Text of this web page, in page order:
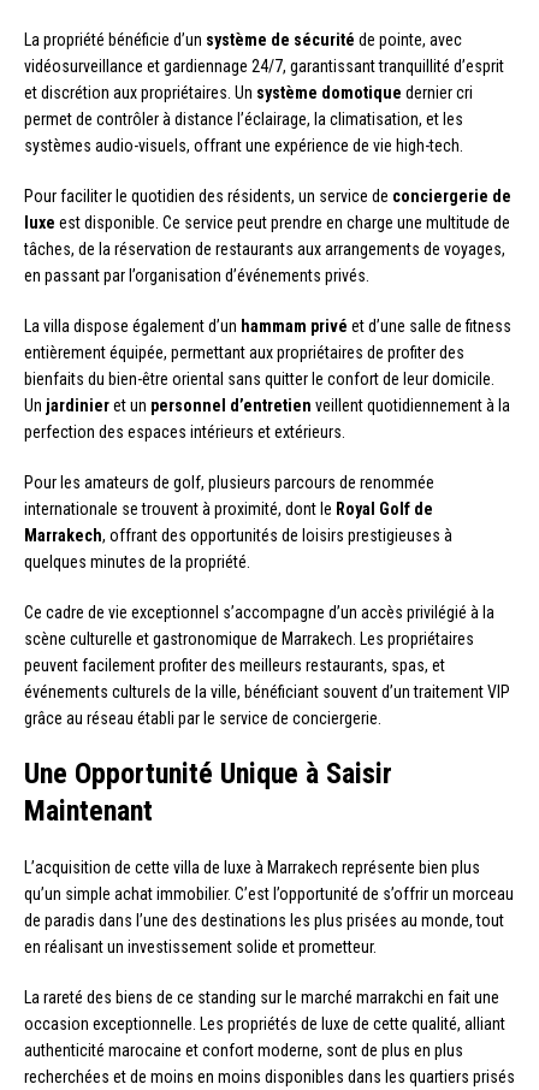
La propriété bénéficie d’un système de sécurité de pointe, avec
vidéosurveillance et gardiennage 24/7, garantissant tranquillité d’esprit
et discrétion aux propriétaires. Un système domotique dernier cri
permet de contrôler à distance l’éclairage, la climatisation, et les
systèmes audio-visuels, offrant une expérience de vie high-tech.
Pour faciliter le quotidien des résidents, un service de conciergerie de
luxe est disponible. Ce service peut prendre en charge une multitude de
tâches, de la réservation de restaurants aux arrangements de voyages,
en passant par l’organisation d’événements privés.
La villa dispose également d’un hammam privé et d’une salle de fitness
entièrement équipée, permettant aux propriétaires de profiter des
bienfaits du bien-être oriental sans quitter le confort de leur domicile.
Un jardinieret un personnel d’entretien veillent quotidiennement à la
perfection des espaces intérieurs et extérieurs.
Pour les amateurs de golf, plusieurs parcours de renommée
internationale se trouvent à proximité, dont le Royal Golf de
Marrakech, offrant des opportunités de loisirs prestigieuses à
quelques minutes de la propriété.
Ce cadre de vie exceptionnel s’accompagne d’un accès privilégié à la
scène culturelle et gastronomique de Marrakech. Les propriétaires
peuvent facilement profiter des meilleurs restaurants, spas, et
événements culturels de la ville, bénéficiant souvent d’un traitement VIP
grâce au réseau établi par le service de conciergerie.
Une Opportunité Unique à Saisir
Maintenant
L’acquisition de cette villa de luxe à Marrakech représente bien plus
qu’un simple achat immobilier. C’est l’opportunité de s’offrir un morceau
de paradis dans l’une des destinations les plus prisées au monde, tout
en réalisant un investissement solide et prometteur.
La rareté des biens de ce standing sur le marché marrakchi en fait une
occasion exceptionnelle. Les propriétés de luxe de cette qualité, alliant
authenticité marocaine et confort moderne, sont de plus en plus
recherchées et de moins en moins disponibles dans les quartiers prisés